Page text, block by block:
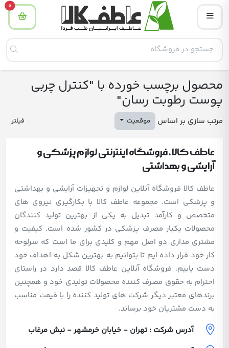
0
محصول برچسب خورده با "کنترل چربی
پوست رطوبت رسان"
مرتب سازی بر اساس موقعیت فیلتر
عاطف کالا، فروشگاه اینترنتی لوازم پزشکی و
آرایشی و بهداشتی
عاطف کالا فروشگاه آنلاین لوازم و تجهیزات آرایشی و بهداشتی
و پزشکی است. مجموعه عاطف کالا با بکارگیری نیروی های
متخصص و کارآمد تبدیل به یکی از بهترین تولید کنندگان
محصولات یکبار مصرف پزشکی در کشور شده است. کیفیت و
مشتری مداری دو اصل مهم و کلیدی برای ما است که سرلوحه
کار خود قرار داده ایم تا بتوانیم به بهترین شکل به اهداف خود
دست یابیم. فروشگاه آنلاین عاطف کالا قصد دارد در راستای
احترام به حقوق مصرف کننده محصولات تولیدی خود و همچنین
برندهای معتبر دیگر شرکت های تولید کننده را با قیمت مناسب
به دست مشتریان خود برساند.
آدرس شرکت : تهران - خیابان خرمشهر - نبش مرغاب